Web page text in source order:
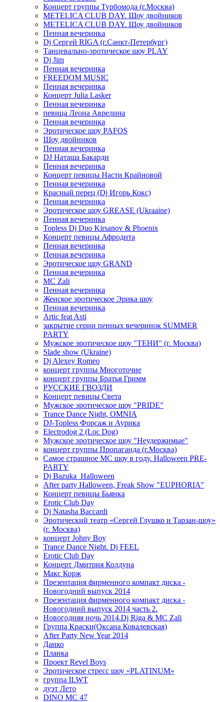
Концерт группы Турбомода (г.Москва)
METELICA CLUB DAY. Шоу двойников
METELICA CLUB DAY. Шоу двойников
Пенная вечеринка
Dj Сергей RIGA (г.Санкт-Петербург)
Танцевально-эротическое шоу PLAY
Dj Jim
Пенная вечеринка
FREEDOM MUSIC
Пенная вечеринка
Концерт Julia Lasker
Пенная вечеринка
певица Леона Аврелина
Пенная вечеринка
Эротическое шоу PAFOS
Шоу двойников
Пенная вечеринка
DJ Наташа Бакарди
Пенная вечеринка
Концерт певицы Насти Крайновой
Пенная вечеринка
Красный перец (Dj Игорь Кокс)
Пенная вечеринка
Эротическое шоу GREASE (Ukraaine)
Пенная вечеринка
Topless Dj Duo Kirsanov & Phoenix
Концерт певицы Афродита
Пенная вечеринка
Пенная вечеринка
Эротическое шоу GRAND
Пенная вечеринка
MC Zali
Пенная вечеринка
Женское эротическое Эрика шоу
Пенная вечеринка
Artic feat Asti
закрытие серии пенных вечеринок SUMMER
PARTY
Мужское эротическое шоу "ТЕНИ" (г. Москва)
Slade show (Ukraine)
Dj Alexey Romeo
концерт группы Многоточие
концерт группы Братья Гримм
РУССКИЕ ГВОЗДИ
Концерт певицы Света
Мужское эротическое шоу "PRIDE"
Trance Dance Night, OMNIA
DJ-Topless Форсаж и Аурика
Electrodog 2 (Loc Dog)
Мужское эротическое шоу "Неудержимые"
концерт группы Пропаганда (г.Москва)
Самое страшное МС шоу в году. Halloween PRE-
PARTY
Dj Bazuka_Halloween
After party Halloween, Freak Show "EUPHORIA"
Концерт певицы Бьянка
Erotic Club Day
Dj Natasha Baccardi
Эротический театр «Сергей Глушко и Тарзан-шоу»
(г. Москва)
концерт Johny Boy
Trance Dance Night. Dj FEEL
Erotic Club Day
Концерт Дмитрия Колдуна
Макс Корж
Презентация фирменного компакт диска -
Новогодний выпуск 2014
Презентация фирменного компакт диска -
Новогодний выпуск 2014 часть 2.
Новогодняя ночь 2014.Dj Riga & MC Zali
Группа Краски(Оксана Ковалевская)
After Party New Year 2014
Данко
Планка
Проект Revel Boys
Эротическое стресс шоу «PLATINUM»
группа ILWT
дуэт Лето
DINO MC 47